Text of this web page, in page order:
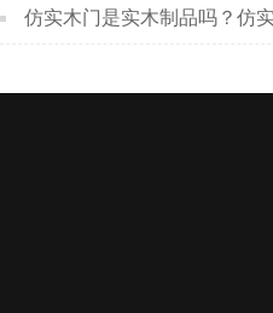
仿实木门是实木制品吗？仿